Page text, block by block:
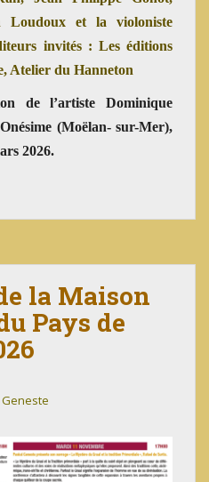
Loudoux et la violoniste
invités : Les éditions
Atelier du Hanneton
de l’artiste Dominique
(Moëlan- sur-Mer),
2026.
la Maison
Pays de